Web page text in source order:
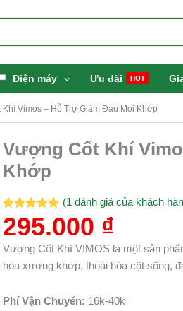
Điện máy Ưu đãi HOT
Vimos – Hỗ Trợ Giảm Đau Mỏi Khớp
Vượng Cốt Khí
Khớp
5.00trên 5
dựa trên
1
(1 đánh giá của khách
295.000 ₫
Vượng Cốt Khí VIMOS là một sản
hóa xương khớp, thoái hóa cột sống,
Phí Vận Chuyển: 16k-40k